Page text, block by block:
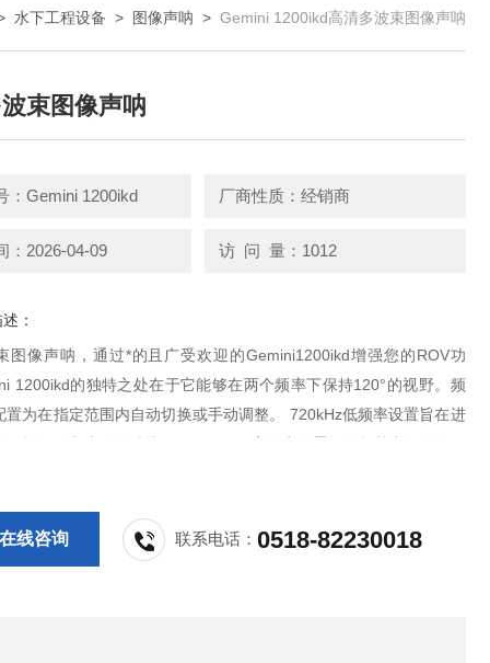
水下工程设备 > 图像声呐 > Gemini 1200ikd高清多波束图像声呐
束图像声呐
：Gemini 1200ikd 厂商性质：经销商
：2026-04-09 访 问 量：1012
：
图像声呐，通过*的且广受欢迎的Gemini1200ikd增强您的ROV功
1200ikd的独特之处在于它能够在两个频率下保持120°的视野。频
置为在指定范围内自动切换或手动调整。 720kHz低频率设置旨在进
目标识别和障碍物避让，而1200kHz高频率设置提供极其详细的多波
线咨询 联系电话：0518-82230018